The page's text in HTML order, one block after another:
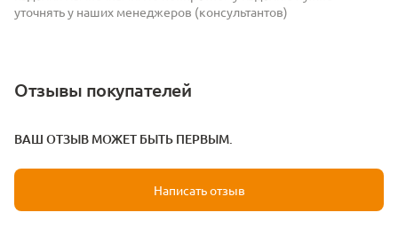
уточнять у наших менеджеров (консультантов)
Отзывы покупателей
ВАШ ОТЗЫВ МОЖЕТ БЫТЬ ПЕРВЫМ.
Написать отзыв